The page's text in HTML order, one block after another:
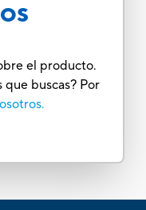
el producto.
que buscas? Por